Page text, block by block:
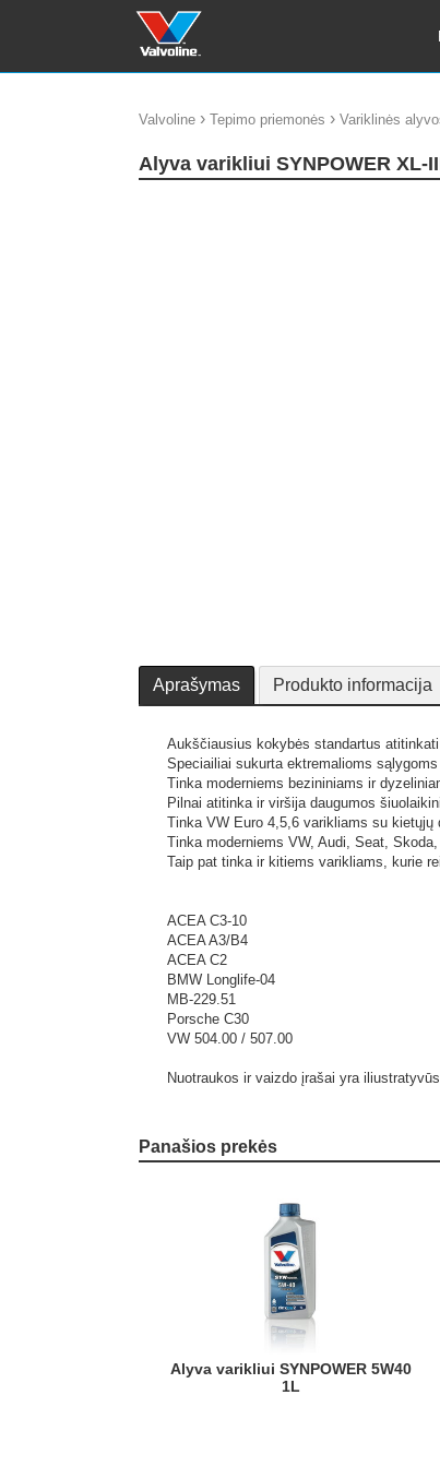
Valvoline › Tepimo priemonės › Variklinės
Alyva varikliui SYNPOWER XL-
Aprašymas Produkto informacija
Aukščiausius kokybės standartus
Speciailiai sukurta ektremalioms
Tinka moderniems bezininiams ir
Pilnai atitinka ir viršija daugumos
Tinka VW Euro 4,5,6 varikliams su
Tinka moderniems VW, Audi, Seat,
Taip pat tinka ir kitiems varikliams, kurie
ACEA C3-10
ACEA A3/B4
ACEA C2
BMW Longlife-04
MB-229.51
Porsche C30
VW 504.00 / 507.00
Nuotraukos ir vaizdo įrašai yra
Panašios prekės
Alyva varikliui SYNPOWER 5W40
1L